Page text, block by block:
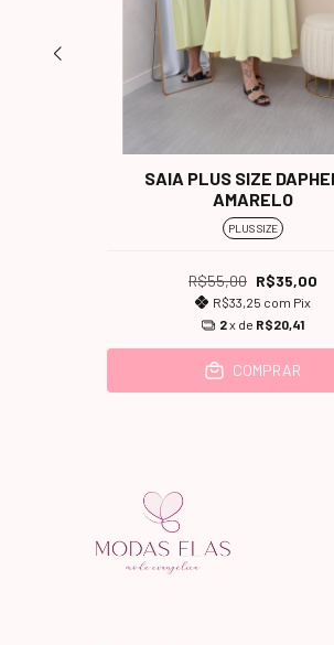
SAIA PLUS SIZE
AMARELO
PLUS SIZE
R$55,00 R$35,00
R$33,25 com Pix
2x de R$20,41
COMPRAR